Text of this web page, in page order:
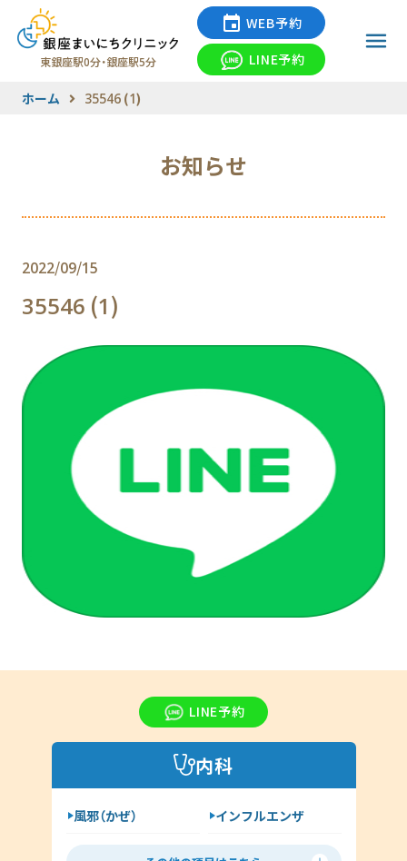
東銀座駅0分・銀座駅5分
WEB予約
LINE予約
ホーム 35546 (1)
お知らせ
2022/09/15
35546 (1)
LINE予約
内科
風邪（かぜ）
インフルエンザ
胃腸炎
花粉症